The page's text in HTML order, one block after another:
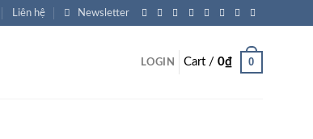
Liên hệ Newsletter
LOGIN Cart / 0₫ 0